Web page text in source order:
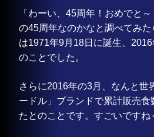
「わーい、45周年！おめでと
の45周年なのかなと調べてみ
は1971年9月18日に誕生、
のことでした。
さらに2016年の3月、なんと世
ードル」ブランドで累計販売食
たとのことです。すごいですね